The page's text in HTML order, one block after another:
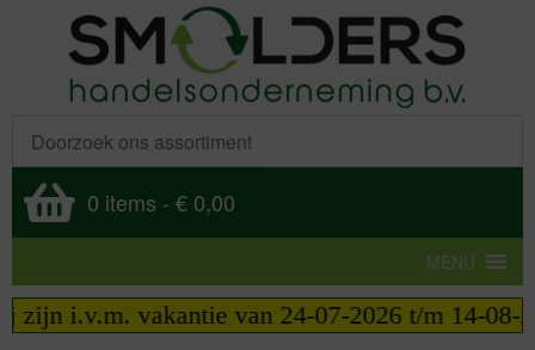
0 items - € 0,00
MENU
vakantie van 24-07-2026 t/m 14-08-